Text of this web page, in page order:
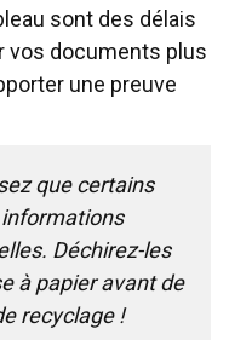
sont des délais
vos documents plus
une preuve
que certains
Déchirez-les
à papier avant de
recyclage !